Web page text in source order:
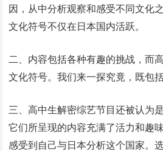
因，从中分析观察和感受不同文化
文化符号不仅在日本国内活跃。
二、内容包括各种有趣的挑战，而
文化符号。我们来一探究竟，既包
三、高中生解密综艺节目还被认为
它们所呈现的内容充满了活力和趣
感受到自己与日本分析这个国家。